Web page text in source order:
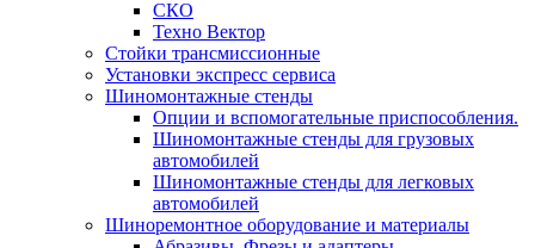
СКО
Техно Вектор
Стойки трансмиссионные
Установки экспресс сервиса
Шиномонтажные стенды
Опции и вспомогательные приспособления.
Шиномонтажные стенды для грузовых
автомобилей
Шиномонтажные стенды для легковых
автомобилей
Шиноремонтное оборудование и материалы